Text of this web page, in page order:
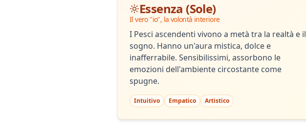
Essenza (Sole)
Il vero "io", la volontà interiore
I Pesci ascendenti vivono a metà tra la realtà e il
sogno. Hanno un'aura mistica, dolce e
inafferrabile. Sensibilissimi, assorbono le
emozioni dell'ambiente circostante come
spugne.
Intuitivo Empatico Artistico